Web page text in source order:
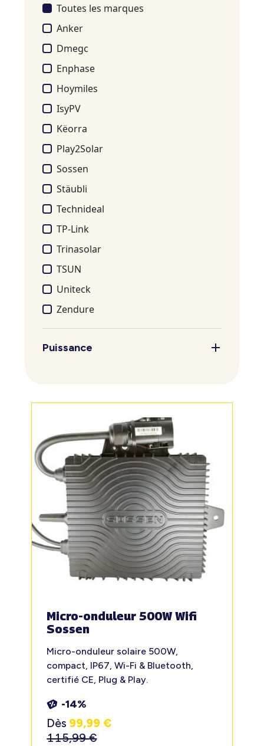
Toutes les marques
Anker
Dmegc
Enphase
Hoymiles
IsyPV
Këorra
Play2Solar
Sossen
Stäubli
Technideal
TP-Link
Trinasolar
TSUN
Uniteck
Zendure
Puissance
Micro-onduleur 500W Wifi
Sossen
Micro-onduleur solaire 500W,
compact, IP67, Wi-Fi & Bluetooth,
certifié CE, Plug & Play.
-14%
Dès 99,99€
115,99€